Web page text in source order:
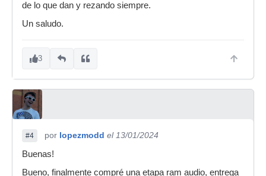
de lo que dan y rezando siempre.
Un saludo.
3
#4 por lopezmodd el 13/01/2024
Buenas!
Bueno, finalmente compré una etapa ram audio, entrega